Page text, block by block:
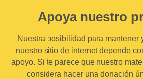
Apoya nuestro
Nuestra posibilidad para mantener
nuestro sitio de internet depende
apoyo. Si te parece que nuestro
considera hacer una donación